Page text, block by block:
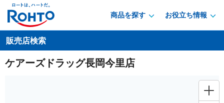
商品を探す お役立ち情報
販売店検索
ケアーズドラッグ長岡今里店